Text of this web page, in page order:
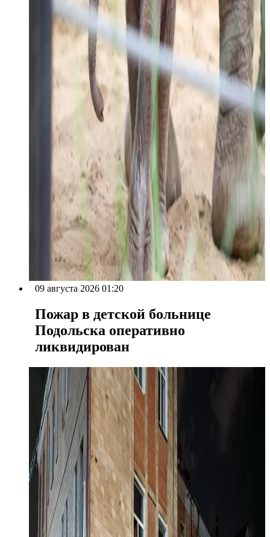
09 августа 2026 01:20
Пожар в детской больнице
Подольска оперативно
ликвидирован